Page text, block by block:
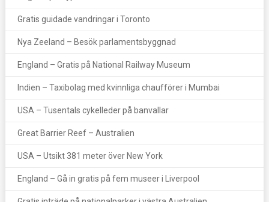
Gratis guidade vandringar i Toronto
Nya Zeeland – Besök parlamentsbyggnad
England – Gratis på National Railway Museum
Indien – Taxibolag med kvinnliga chaufförer i Mumbai
USA – Tusentals cykelleder på banvallar
Great Barrier Reef – Australien
USA – Utsikt 381 meter över New York
England – Gå in gratis på fem museer i Liverpool